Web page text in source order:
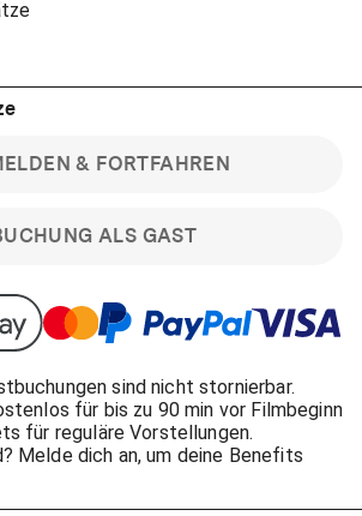
ALS GAST
& FORTFAHREN
sind nicht stornierbar.
für bis zu 90 min vor Filmbeginn
für reguläre Vorstellungen.
Melde dich an, um deine Benefits